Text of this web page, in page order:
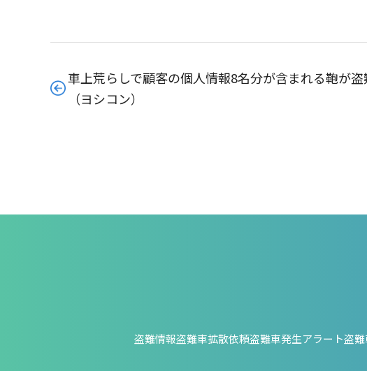
車上荒らしで顧客の個人情報8名分が含まれる鞄が盗
（ヨシコン）
盗難情報盗難車拡散依頼盗難車発生アラート盗